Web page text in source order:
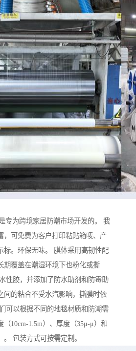
专为跨境家居防潮市场开发的。 我
，可免费为客户打印粘贴箱唛、产
标。环保无味。 膜体采用高韧性配
期覆盖在潮湿环境下也粉化或撕
性胶，并添加了防水助剂和防霉助
间的粘合不受水汽影响，撕膜时依
可以根据不同的地毯材质和防潮需
（10cm-1.5m）、厚度（35μ-μ）和
包装方式可按需定制。